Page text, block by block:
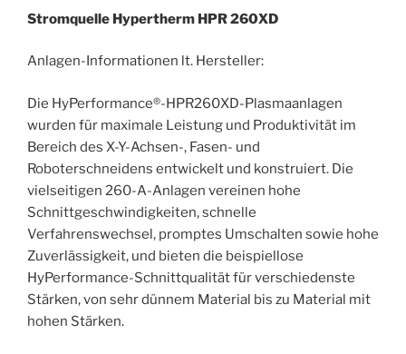
Stromquelle Hypertherm HPR 260XD
Anlagen-Informationen lt. Hersteller:
Die HyPerformance®-HPR260XD-Plasmaanlagen
wurden für maximale Leistung und Produktivität im
Bereich des X-Y-Achsen-, Fasen- und
Roboterschneidens entwickelt und konstruiert. Die
vielseitigen 260-A-Anlagen vereinen hohe
Schnittgeschwindigkeiten, schnelle
Verfahrenswechsel, promptes Umschalten sowie hohe
Zuverlässigkeit, und bieten die beispiellose
HyPerformance-Schnittqualität für verschiedenste
Stärken, von sehr dünnem Material bis zu Material mit
hohen Stärken.